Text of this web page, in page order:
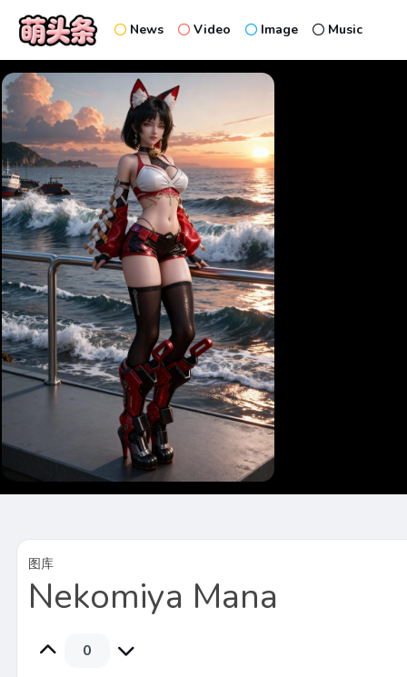
News Video Image Music
图库
Nekomiya Mana
0